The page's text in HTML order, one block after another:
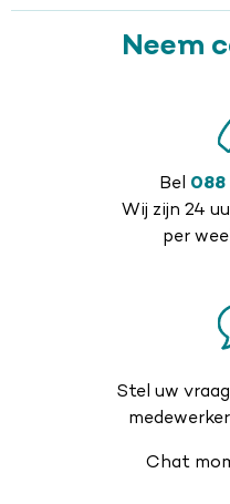
Neem
Bel 088
Wij zijn 24
per
Stel uw
Chat